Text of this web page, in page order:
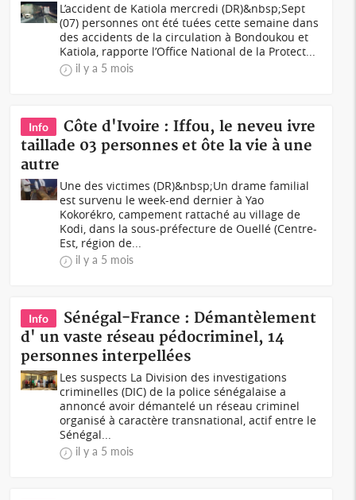
L’accident de Katiola mercredi (DR)&nbsp;Sept
(07) personnes ont été tuées cette semaine dans
des accidents de la circulation à Bondoukou et
Katiola, rapporte l’Office National de la Protect...
il y a 5 mois
Info
Côte d'Ivoire : Iffou, le neveu ivre
taillade 03 personnes et ôte la vie à une
autre
Une des victimes (DR)&nbsp;Un drame familial
est survenu le week-end dernier à Yao
Kokorékro, campement rattaché au village de
Kodi, dans la sous-préfecture de Ouellé (Centre-
Est, région de...
il y a 5 mois
Info
Sénégal-France : Démantèlement
d' un vaste réseau pédocriminel, 14
personnes interpellées
Les suspects La Division des investigations
criminelles (DIC) de la police sénégalaise a
annoncé avoir démantelé un réseau criminel
organisé à caractère transnational, actif entre le
Sénégal...
il y a 5 mois